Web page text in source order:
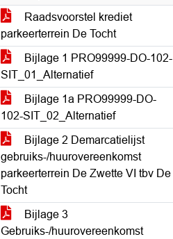
Raadsvoorstel krediet
parkeerterrein De Tocht
Bijlage 1 PRO99999-DO-102-
SIT_01_Alternatief
Bijlage 1a PRO99999-DO-
102-SIT_02_Alternatief
Bijlage 2 Demarcatielijst
gebruiks-/huurovereenkomst
parkeerterrein De Zwette VI tbv De
Tocht
Bijlage 3
Gebruiks-/huurovereenkomst